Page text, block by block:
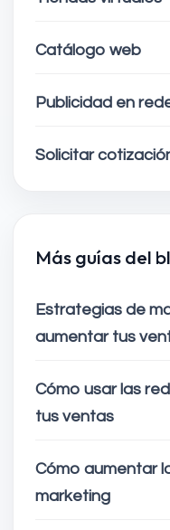
Catálogo web
Publicidad en
Solicitar
Más guías del
Estrategias de
aumentar tus
Cómo usar las
tus ventas
Cómo aumentar
marketing